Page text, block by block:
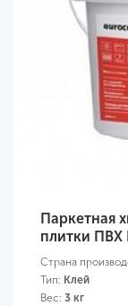
Паркетная
плитки ПВХ
Страна
Тип: Клей
Вес: 3 кг